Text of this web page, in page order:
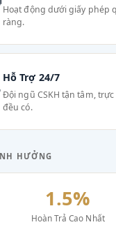
Hoạt động dưới giấy phép
ràng.
Hỗ Trợ 24/7
Đội ngũ CSKH tận tâm,
đều có.
HƯỞNG
1.5%
Hoàn Trả Cao Nhất